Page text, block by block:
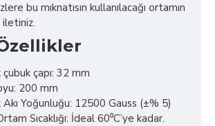
bu mıknatısın kullanılacağı ortamın
iletiniz.
çapı: 32 mm
200 mm
Yoğunluğu: 12500 Gauss (±% 5)
Sıcaklığı: İdeal 60⁰C’ye kadar.